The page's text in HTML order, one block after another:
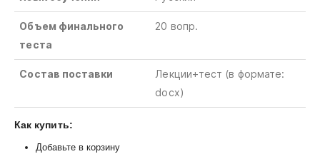
Объем финального
теста
20 вопр.
Состав поставки Лекции+тест (в формате:
docx)
Как купить:
Добавьте в корзину